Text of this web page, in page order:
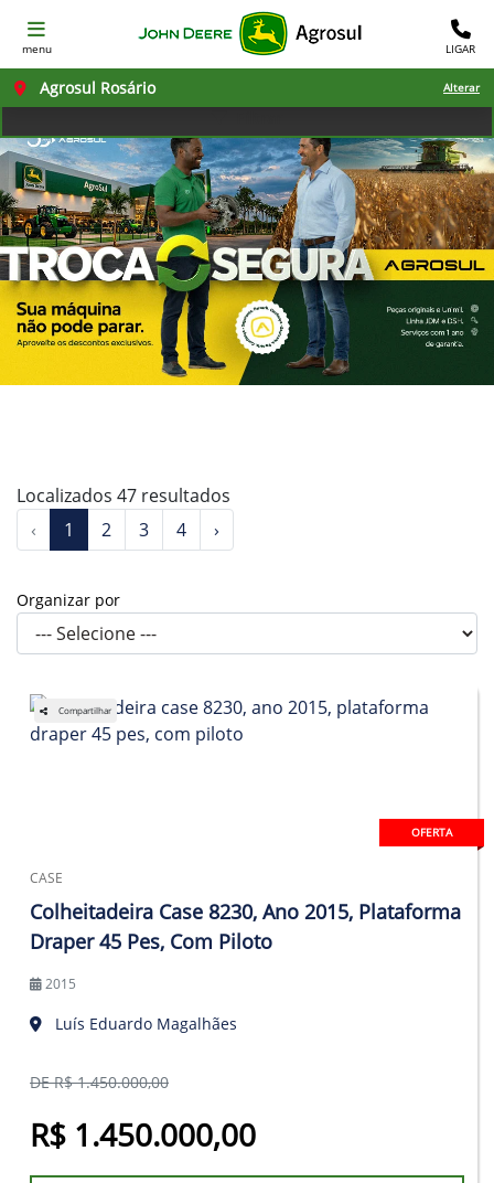
menu LIGAR
Agrosul Rosário Alterar
Localizados 47 resultados
‹
1 2 3 4 ›
Organizar por
OFERTA
Compartilhar
CASE
Colheitadeira Case 8230, Ano 2015, Plataforma
Draper 45 Pes, Com Piloto
2015
Luís Eduardo Magalhães
DE R$ 1.450.000,00
R$ 1.450.000,00